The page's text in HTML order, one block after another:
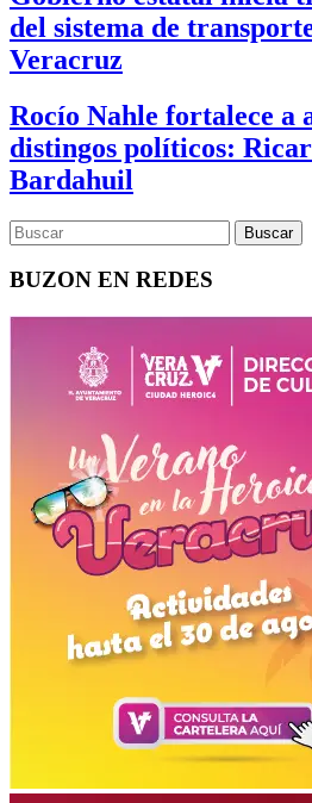
del sistema de
Veracruz
Rocío Nahle fortalece a
distingos políticos:
Bardahuil
BUZON EN REDES